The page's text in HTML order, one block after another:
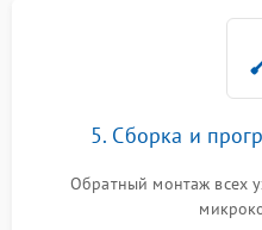
5. Сборка и
Обратный монтаж всех